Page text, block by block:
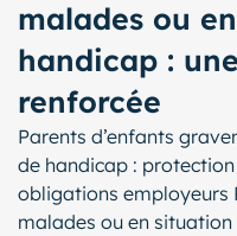
malades ou
handicap :
renforcée
Parents d’enfants
de handicap :
obligations employeurs
malades ou en